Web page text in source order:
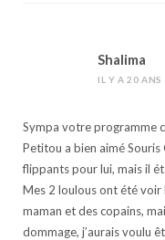
Shalima
IL Y A 20 ANS
Sympa votre programme
Petitou a bien aimé Souris
flippants pour lui, mais il
Mes 2 loulous ont été voir
maman et des copains,
dommage, j’aurais voulu